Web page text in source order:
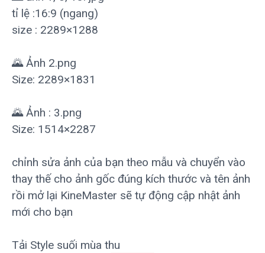
tỉ lệ :16:9 (ngang)
size : 2289×1288
🌄 Ảnh 2.png
Size: 2289×1831
🌄 Ảnh : 3.png
Size: 1514×2287
chỉnh sửa ảnh của bạn theo mẫu và chuyển vào
thay thế cho ảnh gốc đúng kích thước và tên ảnh
rồi mở lại KineMaster sẽ tự động cập nhật ảnh
mới cho bạn
Tải Style suối mùa thu